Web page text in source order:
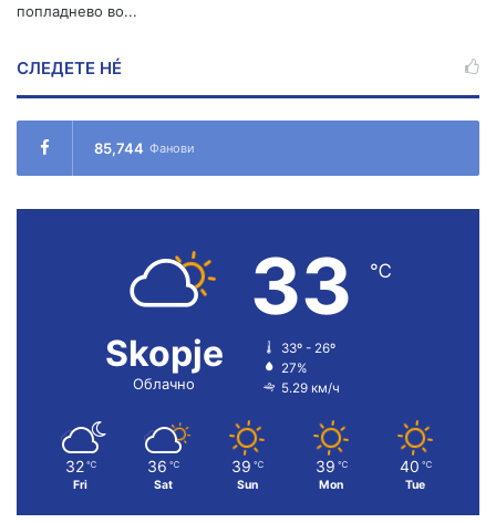
попладнево во...
СЛЕДЕТЕ НÉ
85,744 Фанови
Skopje
Облачно
33 ℃
33º - 26º
27%
5.29 км/ч
32 ℃
Fri
36 ℃
Sat
39 ℃
Sun
39 ℃
Mon
40 ℃
Tue